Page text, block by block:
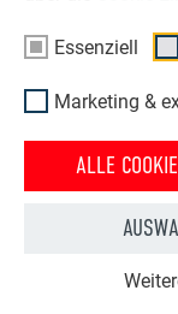
Essenziell
Marketing &
ALLE
Dachraute
Bronze
Unter diesem Link
© PREFA | Croce &